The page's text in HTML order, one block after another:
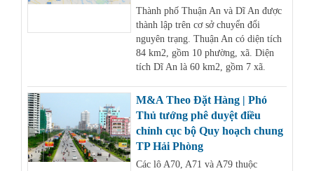
Thành phố Thuận An và Dĩ An được
thành lập trên cơ sở chuyển đổi
nguyên trạng. Thuận An có diện tích
84 km2, gồm 10 phường, xã. Diện
tích Dĩ An là 60 km2, gồm 7 xã.
M&A Theo Đặt Hàng | Phó
Thủ tướng phê duyệt điều
chỉnh cục bộ Quy hoạch chung
TP Hải Phòng
Các lô A70, A71 và A79 thuộc